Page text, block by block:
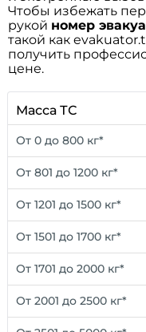
Чтобы избежать
рукой номер
такой как
получить
цене.
Масса ТС
От 0 до 800 кг*
От 801 до 1200 кг*
От 1201 до 1500 кг*
От 1501 до 1700 кг*
От 1701 до 2000 кг*
От 2001 до 2500 кг*